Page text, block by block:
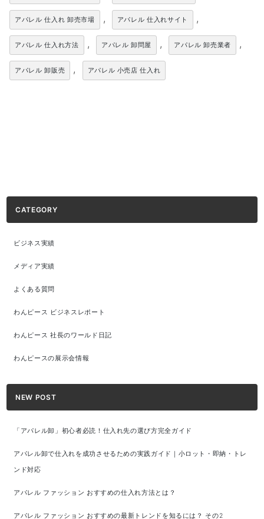
アパレル 仕入れ 卸売市場 , アパレル 仕入れサイト ,
アパレル 仕入れ方法 , アパレル 卸問屋 , アパレル 卸売業者 ,
アパレル 卸販売 , アパレル 小売店 仕入れ
CATEGORY
ビジネス実績
メディア実績
よくある質問
わんピース ビジネスレポート
わんピース 社長のワールド日記
わんピースの展示会情報
NEW POST
「アパレル卸」初心者必読！仕入れ先の選び方完全ガイド
アパレル卸で仕入れを成功させるための実践ガイド｜小ロット・即納・トレ
ンド対応
アパレル ファッション おすすめの仕入れ方法とは？
アパレル ファッション おすすめの最新トレンドを知るには？ その2